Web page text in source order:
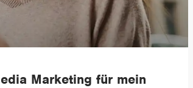
Marketing für mein